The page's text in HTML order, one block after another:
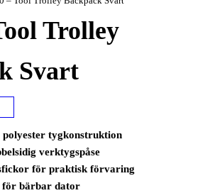
Trolley
Svart
tygkonstruktion
verktygspåse
för praktisk förvaring
för bärbar dator